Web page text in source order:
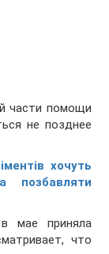
части помощи
не позднее
хочуть
позбавляти
мае приняла
что